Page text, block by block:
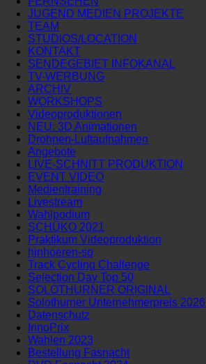
JUGEND MEDIEN PROJEKTE
TEAM
STUDIOS/LOCATION
KONTAKT
SENDEGEBIET INFOKANAL
TV-WERBUNG
ARCHIV
WORKSHOPS
Videoproduktionen
NEU: 3D Animationen
Drohnen-Luftaufnahmen
Angebote
LIVE-SCHNITT PRODUKTION
EVENT VIDEO
Medientraining
Livestream
Wahlpodium
SCHÜKO 2021
Praktikum Videoproduktion
hinhoeren-so
Track Cycling Challenge
Selection Day Top 50
SOLOTHURNER ORIGINAL
Solothurner Unternehmerpreis 2026
Datenschutz
InnoPrix
Wahlen 2023
Bestellung Fasnacht